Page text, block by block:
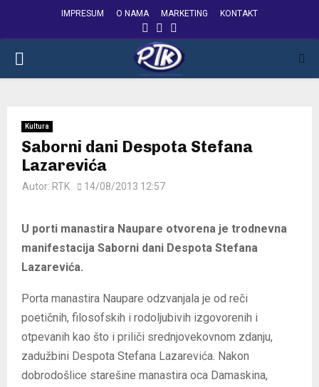
IMPRESUM O NAMA MARKETING KONTAKT
FACEBOOK
INSTAGRAM
PRIMARY
Kultura
Saborni dani Despota Stefana
Lazarevića
Autor: RTK 14/08/2013 12:57
U porti manastira Naupare otvorena je trodnevna
manifestacija Saborni dani Despota Stefana
Lazarevića.
Porta manastira Naupare odzvanjala je od reči
poetičnih, filosofskih i rodoljubivih izgovorenih i
otpevanih kao što i priliči srednjovekovnom zdanju,
zadužbini Despota Stefana Lazarevića. Nakon
dobrodošlice starešine manastira oca Damaskina,